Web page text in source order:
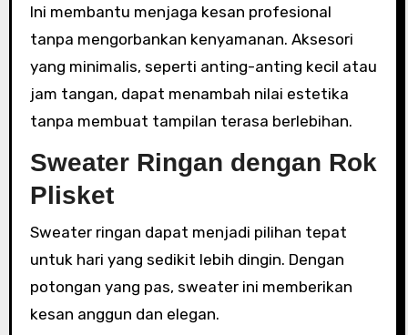
Ini membantu menjaga kesan profesional
tanpa mengorbankan kenyamanan. Aksesori
yang minimalis, seperti anting-anting kecil atau
jam tangan, dapat menambah nilai estetika
tanpa membuat tampilan terasa berlebihan.
Sweater Ringan dengan Rok
Plisket
Sweater ringan dapat menjadi pilihan tepat
untuk hari yang sedikit lebih dingin. Dengan
potongan yang pas, sweater ini memberikan
kesan anggun dan elegan.